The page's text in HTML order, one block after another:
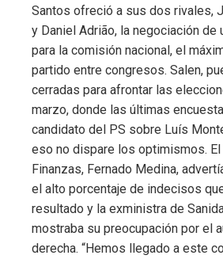
Santos ofreció a sus dos rivales,
y Daniel Adrião, la negociación de
para la comisión nacional, el
partido entre congresos. Salen,
cerradas para afrontar las
marzo, donde las últimas
candidato del PS sobre Luís
eso no dispare los optimismos.
Finanzas, Fernado Medina,
el alto porcentaje de indecisos
resultado y la exministra de
mostraba su preocupación por el
derecha. “Hemos llegado a este